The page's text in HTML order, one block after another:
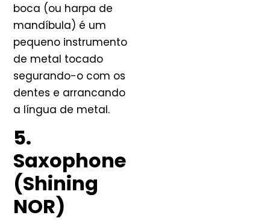
boca (ou harpa de
mandíbula) é um
pequeno instrumento
de metal tocado
segurando-o com os
dentes e arrancando
a língua de metal.
5.
Saxophone
(Shining
NOR)